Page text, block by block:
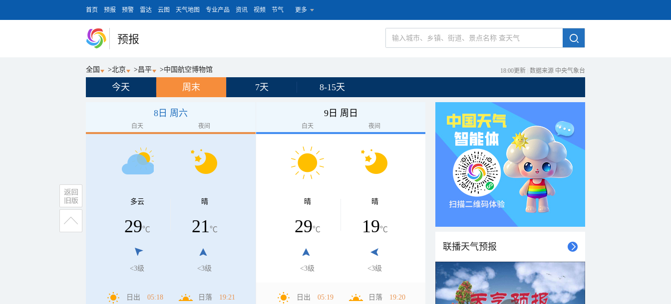
首页 预报 预警 雷达 云图 天气地图 专业产品 资讯 视频 节气 更多
预报
全国 >北京 >昌平 >中国航空博物馆 18:00更新 数据来源 中央气象台
今天 周末 7天 8-15天
8日 周六
白天 夜间
多云
29℃
<3级
晴
21℃
<3级
日出 05:18 日落 19:21
9日 周日
白天 夜间
晴
29℃
<3级
晴
19℃
<3级
日出 05:19 日落 19:20
联播天气预报